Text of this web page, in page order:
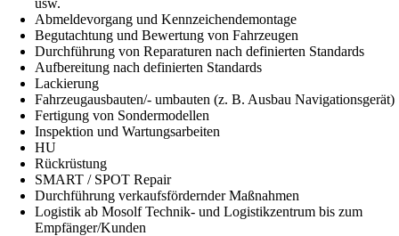
usw.
Abmeldevorgang und Kennzeichendemontage
Begutachtung und Bewertung von Fahrzeugen
Durchführung von Reparaturen nach definierten Standards
Aufbereitung nach definierten Standards
Lackierung
Fahrzeugausbauten/- umbauten (z. B. Ausbau Navigationsgerät)
Fertigung von Sondermodellen
Inspektion und Wartungsarbeiten
HU
Rückrüstung
SMART / SPOT Repair
Durchführung verkaufsfördernder Maßnahmen
Logistik ab Mosolf Technik- und Logistikzentrum bis zum
Empfänger/Kunden